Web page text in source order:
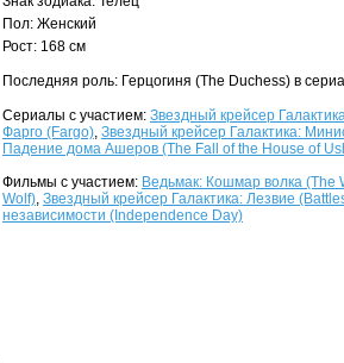
Пол: Женский
Рост: 168 см
Последняя роль: Герцогиня (The Duchess) в
Сериалы с участием: Звездный крейсер
Фарго (Fargo), Звездный крейсер Галактика:
Падение дома Ашеров (The Fall of the House of
Фильмы с участием: Ведьмак: Кошмар волка (The
Wolf), Звездный крейсер Галактика: Лезвие
независимости (Independence Day)